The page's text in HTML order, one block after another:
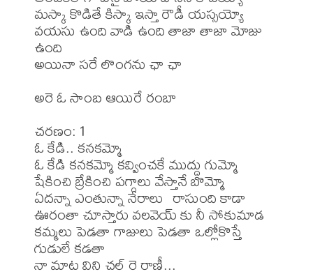
మస్కా కొడితే కిస్కా ఇస్తా రౌడీ యస్సయ్యో
వయసు ఉంది వాడి ఉంది తాజా తాజా మోజు
ఉంది
అయినా సరే లొంగను ఛా ఛా
అరె ఓ సాంబ ఆయిరే రంబా
చరణం: 1
ఓ కేడి.. కనకమ్మో
ఓ కేడి కనకమ్మో కవ్వించకే ముద్దు గుమ్మో
షేకించి బ్రేకించి పగ్గాలు వేస్తానే బొమ్మో
ఏదన్నా ఎంతున్నా నేరాలు  రాసుంది కాడా
ఊరంతా చూస్తారు వలవెయ్ కు నీ సోకుమాడ
కమ్మలు పెడతా గాజులు పెడతా ఒల్లోకొస్తే
గుడులే కడతా
నా మాట విని చల్ రె రాణీ...